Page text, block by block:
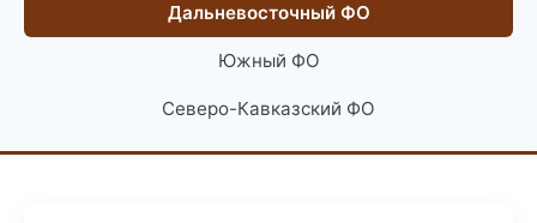
Дальневосточный ФО
Южный ФО
Северо-Кавказский ФО